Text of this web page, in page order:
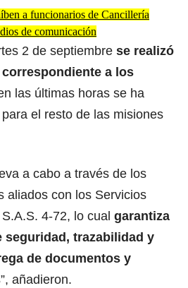
a funcionarios de Cancillería
de comunicación
2 de septiembre se realizó
a los
las últimas horas se ha
el resto de las misiones
a cabo a través de los
aliados con los Servicios
4-72, lo cual garantiza
seguridad, trazabilidad y
de documentos y
”, añadieron.